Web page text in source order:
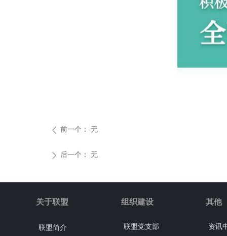
ꄴ 前一个： 无
ꄲ 后一个： 无
关于联盟
联盟简介 联盟党支部
组织建设
资讯
其他